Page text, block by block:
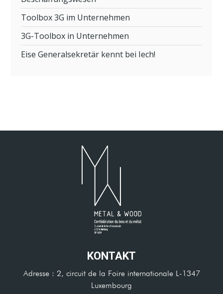
Toolbox 3G im Unternehmen
3G-Toolbox in Unternehmen
Eise Generalsekretär kennt bei Iech!
KONTAKT
Adresse : 2, circuit de la Foire internationale L-1347
Luxembourg